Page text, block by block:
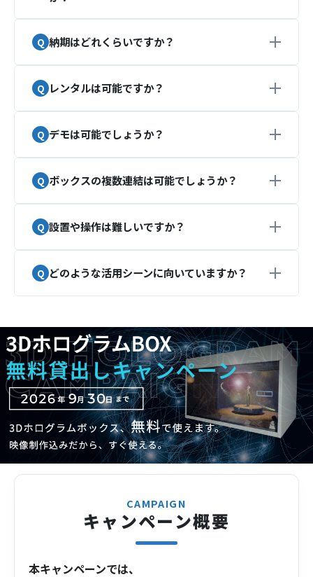
初めての方でも安心して導入いただけるよう、最
適なコンテンツをご提案します。
はい。素材の状態に合わせて、最適な表現
（2D→3D化、演出案）をご提案します。
納期はどれくらいですか？
通常は数週間〜が目安となります。
お急ぎの場合も柔軟に対応いたします。
レンタルは可能ですか？
はい、短期イベント向けにレンタルプランもご用
意しています。
展示会や期間限定プロモーションにも最適です。
レンタル一式
80,000円（税別）／1日あたり
■基本料金に含まれるもの
3DホログラムBOX本体、電源コード、設置用マニ
ュアル
国内配送（往復）
40,000円（税別）
※最低1日よりお貸出します。
※展示会・イベント会場への搬入も可能です。
※配送は宅急便等を使用した場合の費用となりま
す。シネマレイスタッフによる配送・設置サポー
トは別途費用が発生します。
※機材のみのレンタルは行っておりません。
※展示会などの搬入・機材設置費も含まれており
ません。相談ください。
デモは可能でしょうか？
シネマレイ 名古屋ショールーム（本社）でデモ体
験が可能でございます。
デモ体験の他に、オンライン相談も可能です。
お気軽にお問い合わせください。
まずは無料で相談
ボックスの複数連結は可能でしょうか？
BOXの連結は3台まで可能です。
複数台を跨るアニメーション表現にも対応。複数
台を連動させることで、より多くの方の目に触れ
られる高いアピール力をもったダイナミックなコ
設置や操作は難しいですか？
専門知識がなくても簡単に操作できる設計です。
また、設置サポートや初期設定も対応しておりま
どのような活用シーンに向いていますか？
幅広いシーンで活用されています。
特に「目立たせたい」「分かりやすく伝えたい」
用途に最適です。
CAMPAIGN
キャンペーン概要
本キャンペーンでは、